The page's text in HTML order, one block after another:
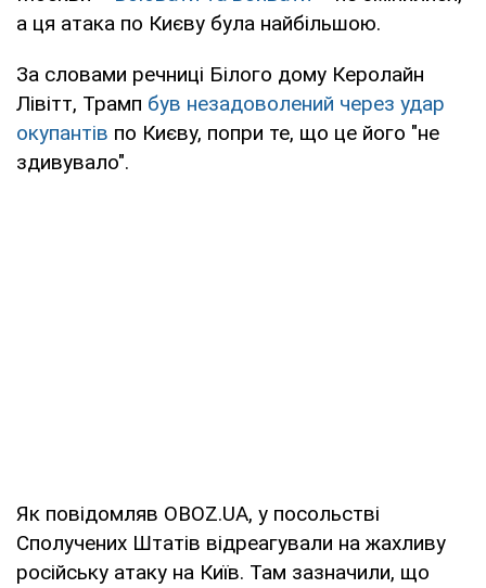
а ця атака по Києву була найбільшою.
За словами речниці Білого дому Керолайн
Лівітт, Трамп був незадоволений через удар
окупантів по Києву, попри те, що це його "не
здивувало".
Як повідомляв OBOZ.UA, у посольстві
Сполучених Штатів відреагували на жахливу
російську атаку на Київ. Там зазначили, що